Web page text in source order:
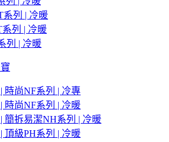
系列 | 冷暖
系列 | 冷暖
列 | 冷暖
時尚NF系列 | 冷專
時尚NF系列 | 冷暖
簡拆易潔NH系列 | 冷暖
頂級PH系列 | 冷暖